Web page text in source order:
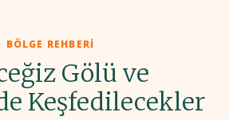
BÖLGE REHBERI
Gölü ve
Keşfedilecekler